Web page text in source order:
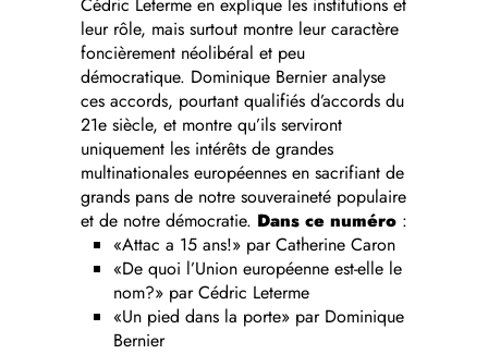
leur rôle, mais surtout montre leur caractère
foncièrement néolibéral et peu
démocratique. Dominique Bernier analyse
ces accords, pourtant qualifiés d’accords du
21e siècle, et montre qu’ils serviront
uniquement les intérêts de grandes
multinationales européennes en sacrifiant de
grands pans de notre souveraineté populaire
et de notre démocratie. Dans ce numéro :
«Attac a 15 ans!» par Catherine Caron
«De quoi l’Union européenne est-elle le
nom?» par Cédric Leterme
«Un pied dans la porte» par Dominique
Bernier